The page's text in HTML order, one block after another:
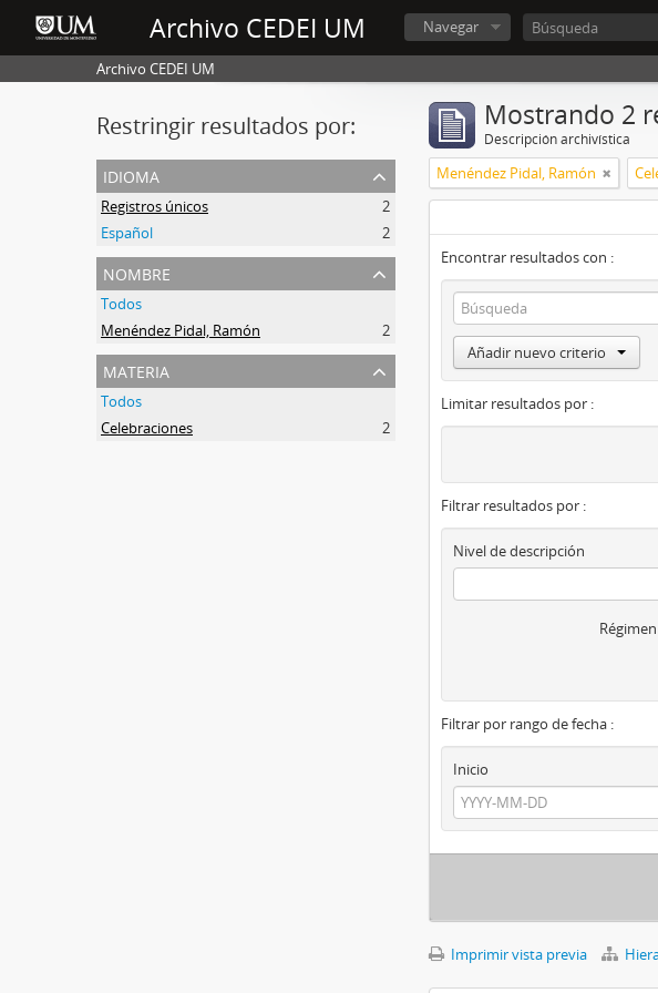
Archivo CEDEI UM Navegar
Archivo CEDEI UM
Restringir resultados por:
idioma
Registros únicos
2
Español
2
nombre
Todos
Menéndez Pidal, Ramón
2
materia
Todos
Celebraciones
2
Mostrando 2
Descripción archivística
Menéndez Pidal, Ramón
Encontrar resultados con :
Añadir nuevo criterio
Limitar resultados por :
Filtrar resultados por :
Nivel de descripción
Filtrar por rango de fecha :
Inicio
Imprimir vista previa